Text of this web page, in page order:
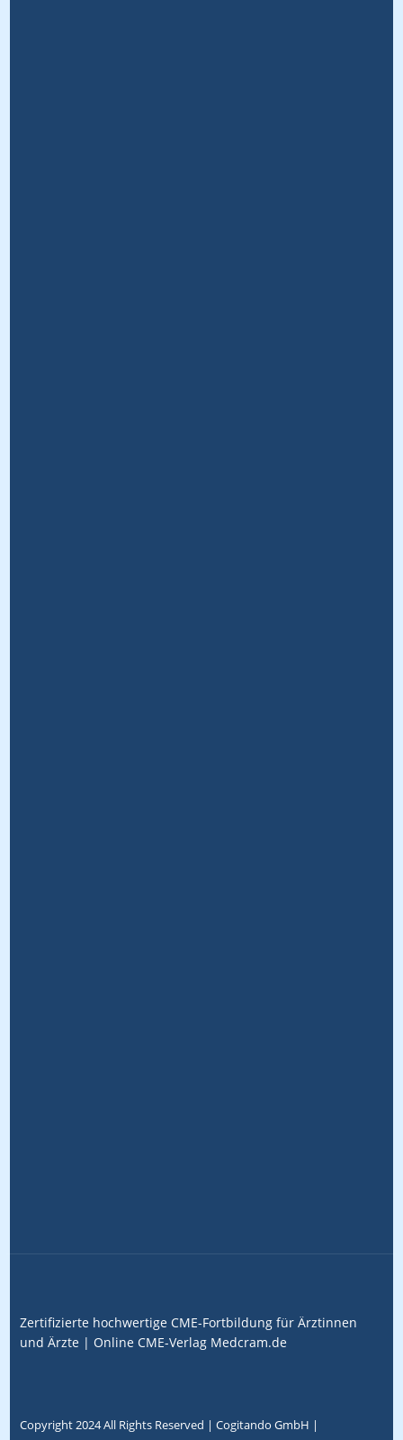
Zertifizierte hochwertige CME-Fortbildung für Ärztinnen
und Ärzte | Online CME-VerlagMedcram.de
Copyright 2024 All Rights Reserved | Cogitando GmbH |